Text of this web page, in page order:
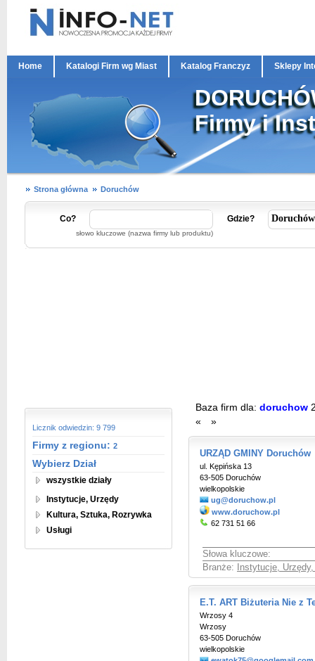
Home Katalogi Firm wg Miast Katalog Franczyz Sklepy
Firmy i
Strona główna Doruchów
Co?
słowo kluczowe (nazwa firmy lub produktu)
Gdzie?
Licznik odwiedzin: 9 799
Firmy z regionu: 2
Wybierz Dział
wszystkie działy
Instytucje, Urzędy
Kultura, Sztuka, Rozrywka
Usługi
Baza firm dla: doruchow
«
»
URZĄD GMINY Doruchów
ul. Kępińska 13
63-505 Doruchów
wielkopolskie
ug@doruchow.pl
www.doruchow.pl
62 731 51 66
Słowa kluczowe:
Branże:
Instytucje,
E.T. ART Biżuteria Nie z
Wrzosy 4
Wrzosy
63-505 Doruchów
wielkopolskie